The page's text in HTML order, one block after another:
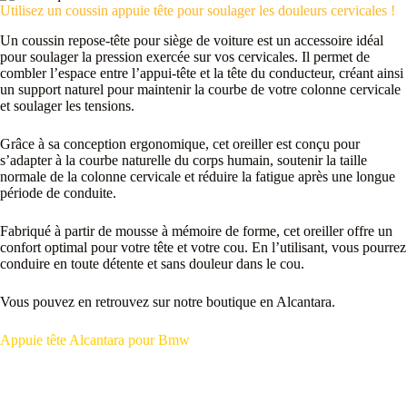
Utilisez un coussin appuie tête pour soulager les douleurs cervicales !
Un coussin repose-tête pour siège de voiture est un accessoire idéal
pour soulager la pression exercée sur vos cervicales. Il permet de
combler l’espace entre l’appui-tête et la tête du conducteur, créant ainsi
un support naturel pour maintenir la courbe de votre colonne cervicale
et soulager les tensions.
Grâce à sa conception ergonomique, cet oreiller est conçu pour
s’adapter à la courbe naturelle du corps humain, soutenir la taille
normale de la colonne cervicale et réduire la fatigue après une longue
période de conduite.
Fabriqué à partir de mousse à mémoire de forme, cet oreiller offre un
confort optimal pour votre tête et votre cou. En l’utilisant, vous pourrez
conduire en toute détente et sans douleur dans le cou.
Vous pouvez en retrouvez sur notre boutique en Alcantara.
Appuie tête Alcantara pour Bmw